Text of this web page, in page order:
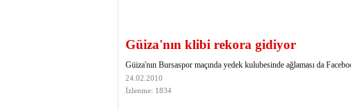
Güiza'nın klibi rekora gidiyor
Güiza'nın Bursaspor maçında yedek kulubesinde ağlaması da
24.02.2010
İzlenme: 1834